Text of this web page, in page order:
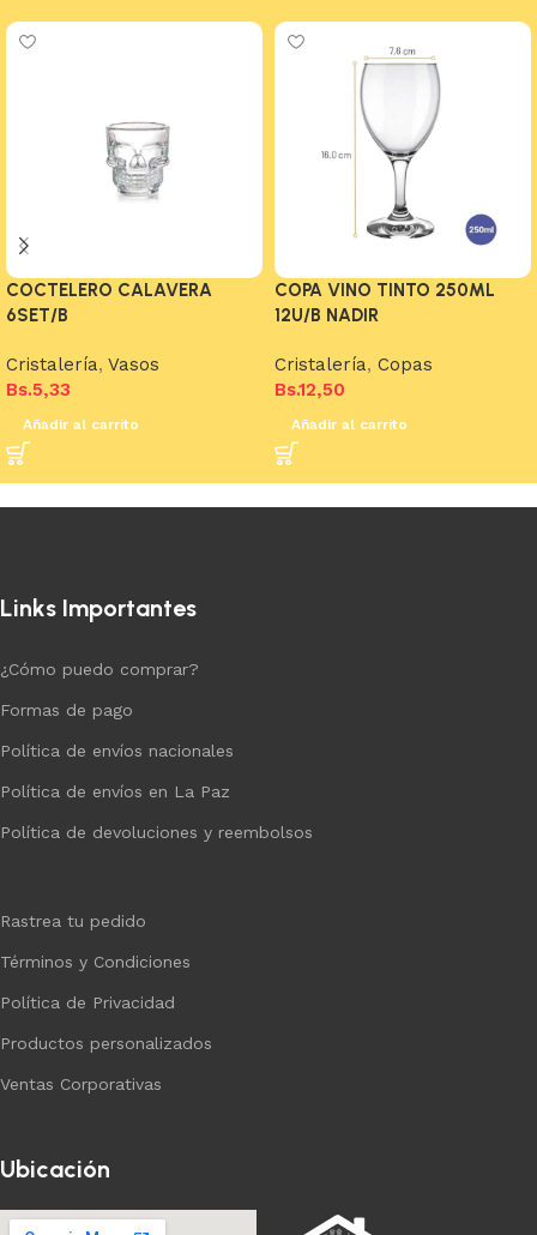
COCTELERO CALAVERA
6SET/B
Cristalería, Vasos
Bs.5,33
Añadir al carrito
COPA VINO TINTO 250ML
12U/B NADIR
Cristalería, Copas
Bs.12,50
Añadir al carrito
Links Importantes
¿Cómo puedo comprar?
Formas de pago
Política de envíos nacionales
Política de envíos en La Paz
Política de devoluciones y reembolsos
Rastrea tu pedido
Términos y Condiciones
Política de Privacidad
Productos personalizados
Ventas Corporativas
Ubicación